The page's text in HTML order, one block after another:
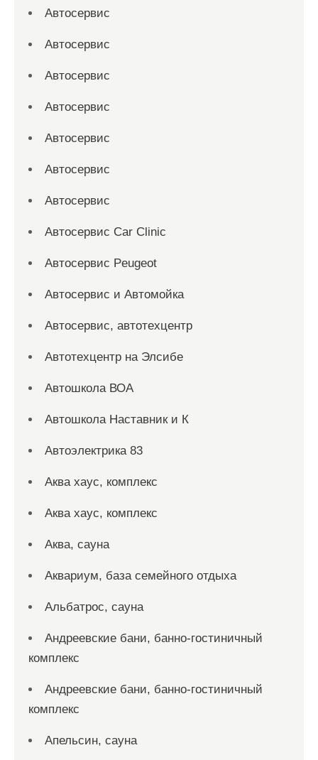
Автосервис
Автосервис
Автосервис
Автосервис
Автосервис
Автосервис
Автосервис
Автосервис Car Clinic
Автосервис Peugeot
Автосервис и Автомойка
Автосервис, автотехцентр
Автотехцентр на Элсибе
Автошкола ВОА
Автошкола Наставник и К
Автоэлектрика 83
Аква хаус, комплекс
Аква хаус, комплекс
Аква, сауна
Аквариум, база семейного отдыха
Альбатрос, сауна
Андреевские бани, банно-гостиничный
комплекс
Андреевские бани, банно-гостиничный
комплекс
Апельсин, сауна